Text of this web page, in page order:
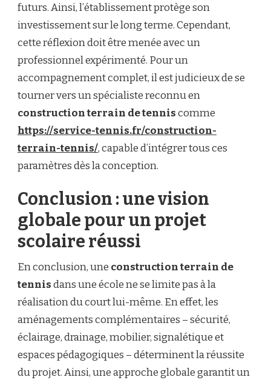
futurs. Ainsi, l’établissement protège son
investissement sur le long terme. Cependant,
cette réflexion doit être menée avec un
professionnel expérimenté. Pour un
accompagnement complet, il est judicieux de se
tourner vers un spécialiste reconnu en
construction terrain de tenniscomme
https://service-tennis.fr/construction-
terrain-tennis/, capable d’intégrer tous ces
paramètres dès la conception.
Conclusion : une vision
globale pour un projet
scolaire réussi
En conclusion, une construction terrain de
tennisdans une école ne se limite pas à la
réalisation du court lui-même. En effet, les
aménagements complémentaires – sécurité,
éclairage, drainage, mobilier, signalétique et
espaces pédagogiques – déterminent la réussite
du projet. Ainsi, une approche globale garantit un